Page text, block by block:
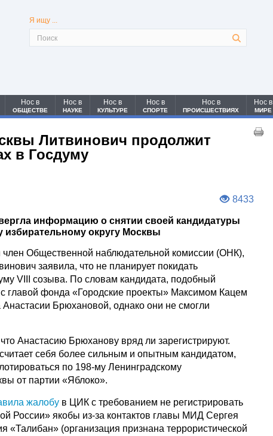
Я ищу ...
Нос в
ОБЩЕСТВЕ
Нос в
НАУКЕ
Нос в
КУЛЬТУРЕ
Нос в
СПОРТЕ
Нос в
ПРОИСШЕСТВИЯХ
Нос в
МИРЕ
Литвинович продолжит
в Госдуму
8433
информацию о снятии своей кандидатуры
избирательному округу Москвы
Общественной наблюдательной комиссии (ОНК),
заявила, что не планирует покидать
VIII созыва. По словам кандидата, подобный
главой фонда «Городские проекты» Максимом Кацем
Брюхановой, однако они не смогли
Анастасию Брюханову вряд ли зарегистрируют.
себя более сильным и опытным кандидатом,
по 198-му Ленинградскому
от партии «Яблоко».
жалобу в ЦИК с требованием не регистрировать
России» якобы из-за контактов главы МИД Сергея
«Талибан» (организация признана террористической